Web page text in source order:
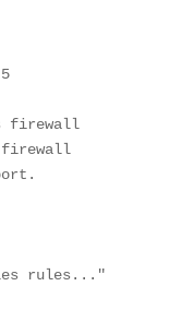
firewall
rules..."